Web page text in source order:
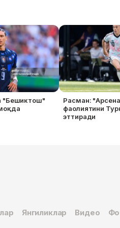
"Бешиктош"
Расман:
фаолиятини
эттиради
Янгиликлар Видео